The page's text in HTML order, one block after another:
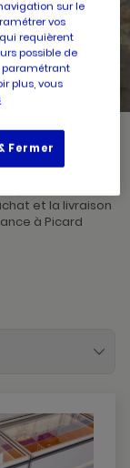
proximité, vous
Prenez
et la livraison
à Picard
sur le
vos
requièrent
possible de
paramétrant
plus, vous
Fermer